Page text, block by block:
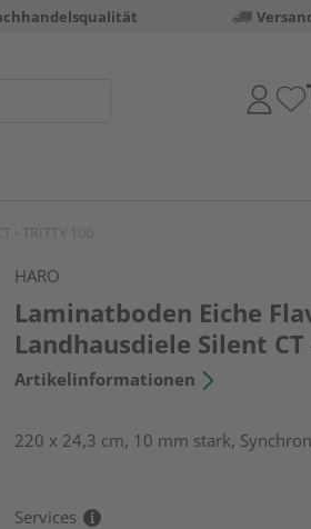
HARO
Laminatboden Eiche
Landhausdiele Silent CT
Artikelinformationen
220 x 24,3 cm, 10 mm stark,
Services